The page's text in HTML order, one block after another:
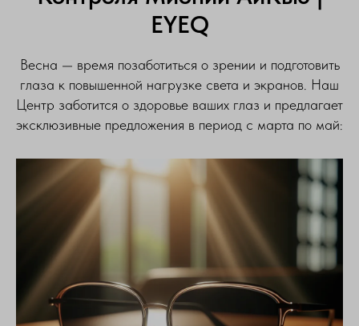
EYEQ
Весна — время позаботиться о зрении и подготовить
глаза к повышенной нагрузке света и экранов. Наш
Центр заботится о здоровье ваших глаз и предлагает
эксклюзивные предложения в период с марта по май: